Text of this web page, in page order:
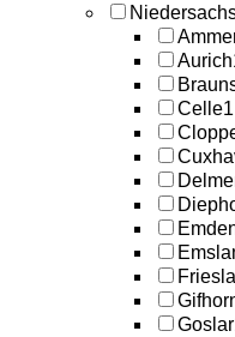
Aurich
Celle1
Goslar